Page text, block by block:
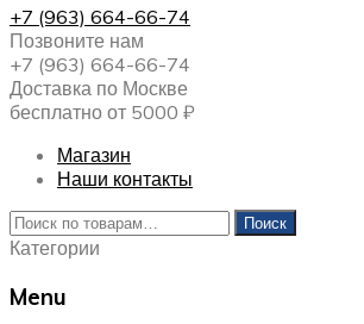
+7 (963) 664-66-74
Позвоните нам
+7 (963) 664-66-74
Доставка по Москве
бесплатно от 5000 ₽
Магазин
Наши контакты
Искать:
Поиск
Категории
Menu